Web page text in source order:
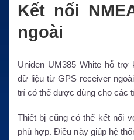
Kết nối
ngoài
Uniden UM385 White hỗ trợ
dữ liệu từ GPS receiver
trí có thể được dùng cho các
Thiết bị cũng có thể kết nối
phù hợp. Điều này giúp hệ